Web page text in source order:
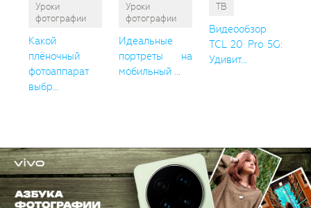
Уроки
фотографии
Какой
плёночный
фотоаппарат
выбр...
Уроки
фотографии
Идеальные
портреты на
мобильный ...
ТВ
Видеообзор
TCL 20 Pro 5G:
Удивит...